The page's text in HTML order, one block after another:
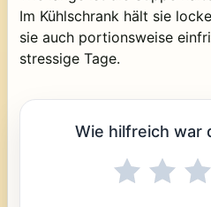
Im Kühlschrank hält sie
sie auch portionsweise
stressige Tage.
Wie hilfreich war